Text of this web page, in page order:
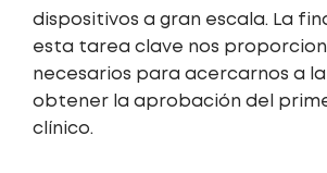
dispositivos a gran escala. La
esta tarea clave nos
necesarios para acercarnos a la
obtener la aprobación del
clínico.